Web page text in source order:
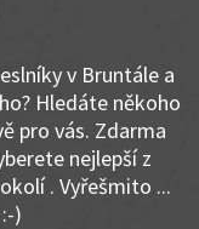
v Bruntále a
Hledáte někoho
pro vás. Zdarma
nejlepší z
. Vyřešmito ...
)